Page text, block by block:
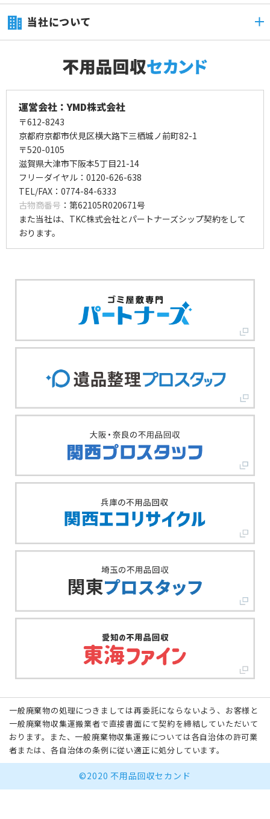
当社について
運営会社：YMD株式会社
〒612-8243
京都府京都市伏見区横大路下三栖城ノ前町82-1
〒520-0105
滋賀県大津市下阪本5丁目21-14
フリーダイヤル：0120-626-638
TEL/FAX：0774-84-6333
古物商番号 ：第62105R020671号
また当社は、TKC株式会社とパートナーズシップ契約をして
おります。
一般廃棄物の処理につきましては再委託にならないよう、お客様と
一般廃棄物収集運搬業者で直接書面にて契約を締結していただいて
おります。また、一般廃棄物収集運搬については各自治体の許可業
者または、各自治体の条例に従い適正に処分しています。
©2020 不用品回収セカンド